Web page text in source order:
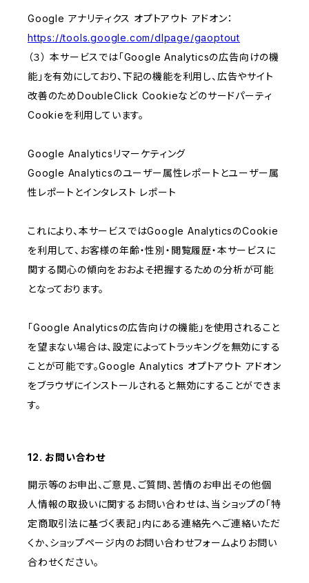
Google アナリティクス オプトアウト アドオン：
https://tools.google.com/dlpage/gaoptout
（３） 本サービスでは「Google Analyticsの広告向けの機
能」を有効にしており、下記の機能を利用し、広告やサイト
改善のためDoubleClick Cookieなどのサードパーティ
Cookieを利用しています。
Google Analyticsリマーケティング
Google Analyticsのユーザー属性レポートとユーザー属
性レポートとインタレスト レポート
これにより、本サービスではGoogle AnalyticsのCookie
を利用して、お客様の年齢・性別・閲覧履歴・本サービスに
関する関心の傾向をおおよそ把握するための分析が可能
となっております。
「Google Analyticsの広告向けの機能」を使用されること
を望まない場合は、設定によってトラッキングを無効にする
ことが可能です。Google Analytics オプトアウト アドオン
をブラウザにインストールされると無効にすることができま
す。
12. お問い合わせ
開示等のお申出、ご意見、ご質問、苦情のお申出その他個
人情報の取扱いに関するお問い合わせは、当ショップの「特
定商取引法に基づく表記」内にある連絡先へご連絡いただ
くか、ショップページ内のお問い合わせフォームよりお問い
合わせください。